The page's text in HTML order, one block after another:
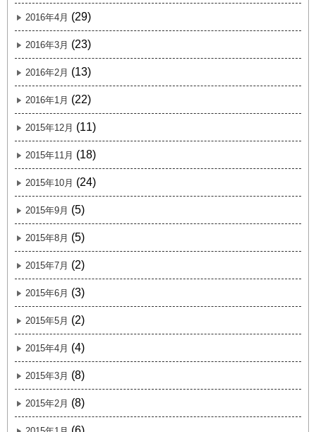
2016年4月 (29)
2016年3月 (23)
2016年2月 (13)
2016年1月 (22)
2015年12月 (11)
2015年11月 (18)
2015年10月 (24)
2015年9月 (5)
2015年8月 (5)
2015年7月 (2)
2015年6月 (3)
2015年5月 (2)
2015年4月 (4)
2015年3月 (8)
2015年2月 (8)